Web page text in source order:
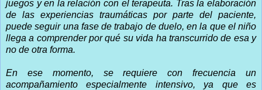
juegos y en la relación con el terapeuta. Tras la elaboración
de las experiencias traumáticas por parte del paciente,
puede seguir una fase de trabajo de duelo, en la que el niño
llega a comprender por qué su vida ha transcurrido de esa y
no de otra forma.
En ese momento, se requiere con frecuencia un
acompañamiento especialmente intensivo, ya que es